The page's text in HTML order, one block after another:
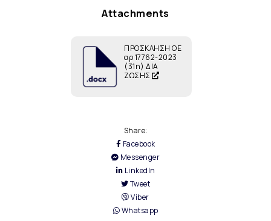
Attachments
ΠΡΟΣΚΛΗΣΗ ΟΕ
αρ 17762-2023
(31η) ΔΙΑ
ΖΩΣΗΣ
Share:
Facebook
Messenger
LinkedIn
Tweet
Viber
Whatsapp